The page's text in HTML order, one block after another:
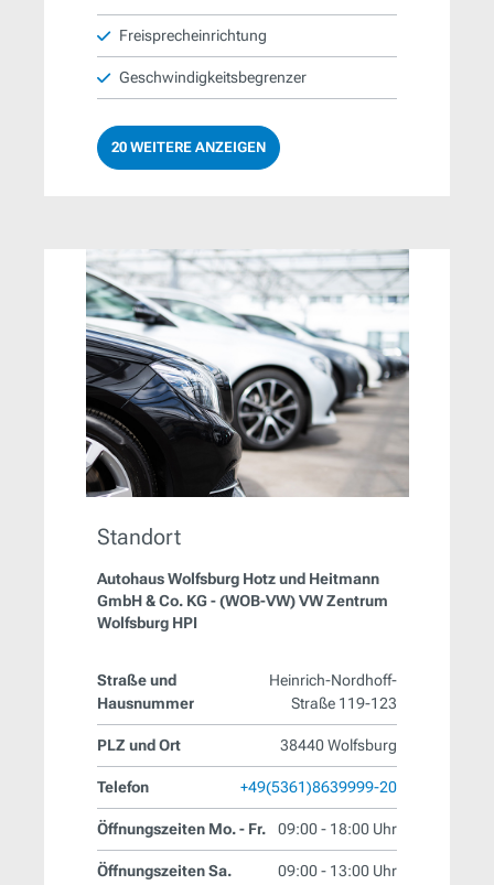
Freisprecheinrichtung
Geschwindigkeitsbegrenzer
20 WEITERE ANZEIGEN
Standort
Autohaus Wolfsburg Hotz und Heitmann
GmbH & Co. KG - (WOB-VW) VW Zentrum
Wolfsburg HPI
Straße und
Hausnummer
Heinrich-Nordhoff-
Straße 119-123
PLZ und Ort 38440 Wolfsburg
Telefon +49(5361)8639999-20
Öffnungszeiten Mo. - Fr. 09:00 - 18:00 Uhr
Öffnungszeiten Sa. 09:00 - 13:00 Uhr